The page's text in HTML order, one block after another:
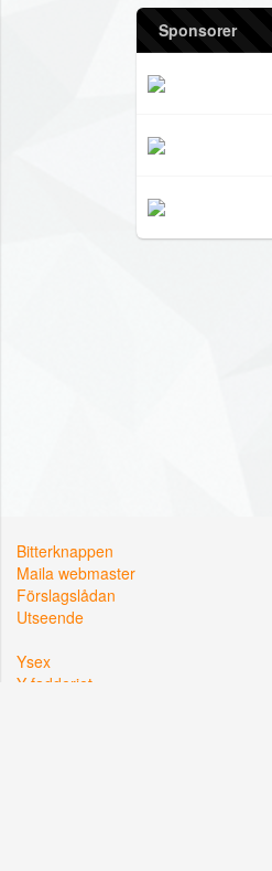
Sponsorer
Bitterknappen
Maila webmaster
Förslagslådan
Utseende
Ysex
Y-fadderiet